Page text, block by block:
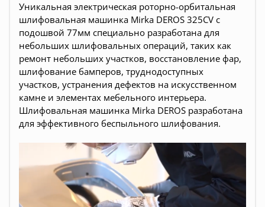
Уникальная электрическая роторно-орбитальная
шлифовальная машинка Mirka DEROS 325CV с
подошвой 77мм специально разработана для
небольших шлифовальных операций, таких как
ремонт небольших участков, восстановление фар,
шлифование бамперов, труднодоступных
участков, устранения дефектов на искусственном
камне и элементах мебельного интерьера.
Шлифовальная машинка Mirka DEROS разработана
для эффективного беспыльного шлифования.